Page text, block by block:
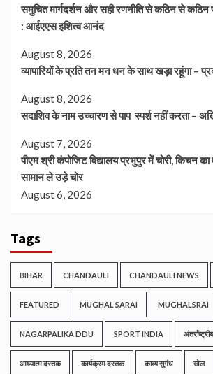
समुचित मार्गदर्शन और सही रणनीति से कठिन से कठिन
: आईएएस इशित्व आनंद
August 8, 2026
व्यापारियों के प्रति तन मन धन के साथ खड़ा रहूंगा –
August 8, 2026
सदाशिव के नाम उच्चारण से पाप स्पर्श नहीं करता –
August 7, 2026
पीएम श्री कंपोजिट विद्यालय प्रभुपुर में चोरी, किचन का
सामान ले उड़े चोर
August 6, 2026
Tags
BIHAR CHANDAULI CHANDAULI NEWS
FEATURED MUGHAL SARAI MUGHALSRAI
NAGARPALIKA DDU SPORT INDIA
आध्यात्म दस्तक कार्यक्रम दस्तक काव्य सुगंध खेल